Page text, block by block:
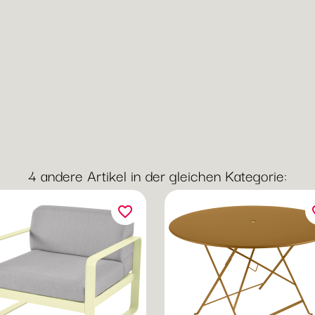
4 andere Artikel in der gleichen Kategorie:
favorite_border